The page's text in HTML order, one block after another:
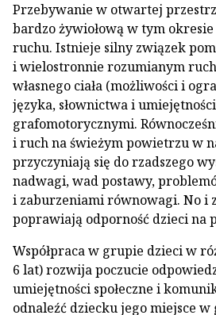
Przebywanie w otwartej
bardzo żywiołową w tym
ruchu. Istnieje silny związek
i wielostronnie rozumianym
własnego ciała (możliwości i
języka, słownictwa i
grafomotorycznymi.
i ruch na świeżym powietrzu w
przyczyniają się do rzadszego
nadwagi, wad postawy,
i zaburzeniami równowagi. No i
poprawiają odporność dzieci na
Współpraca w grupie dzieci w
6 lat) rozwija poczucie
umiejętności społeczne i
odnaleźć dziecku jego miejsce w